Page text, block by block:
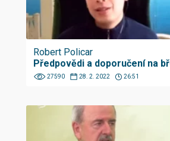
Robert Policar
Předpovědi a doporučení na
27590 28. 2. 2022 26:51